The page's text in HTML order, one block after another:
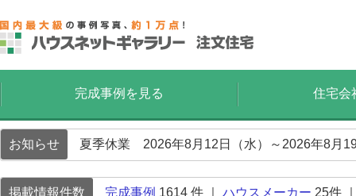
完成事例を見る 住宅会
お知らせ 夏季休業 2026年8月12日（水）～2026年8月
掲載情報件数 完成事例 1614 件 ｜ ハウスメーカー 25件